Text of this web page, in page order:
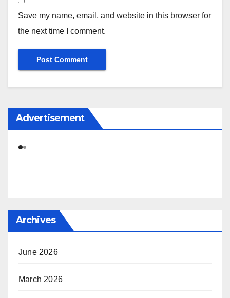
Save my name, email, and website in this browser for
the next time I comment.
Advertisement
Archives
June 2026
March 2026